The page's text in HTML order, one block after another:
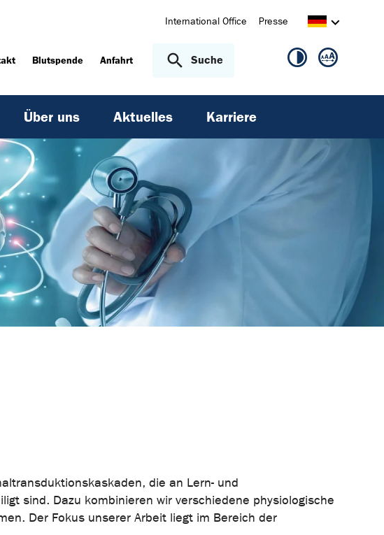
International Office Presse
Blutspende Anfahrt Suche
Über uns Aktuelles Karriere
die an Lern- und
sind. Dazu kombinieren wir verschiedene physiologische
Der Fokus unserer Arbeit liegt im Bereich der